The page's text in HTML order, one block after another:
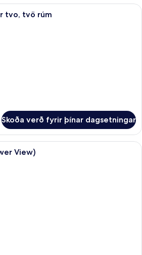
Skrifborð, vinnuaðstaða fyrir
tvo, tvö rúm
Skoða verð fyrir þínar dagsetningar
Skrifborð, vinnuaðstaða fyrir
View)